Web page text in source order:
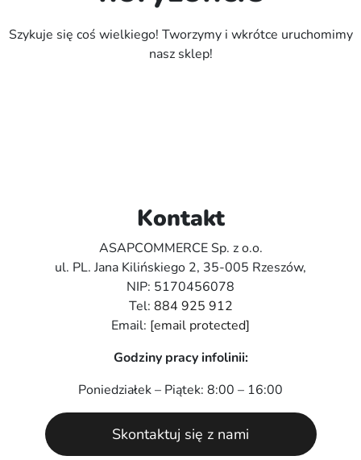
Szykuje się coś wielkiego! Tworzymy i wkrótce uruchomimy
nasz sklep!
Kontakt
ASAPCOMMERCE Sp. z o.o.
ul. PL. Jana Kilińskiego 2, 35-005 Rzeszów,
NIP: 5170456078
Tel: 884 925 912
Email: [email protected]
Godziny pracy infolinii:
Poniedziałek – Piątek: 8:00 – 16:00
Skontaktuj się z nami